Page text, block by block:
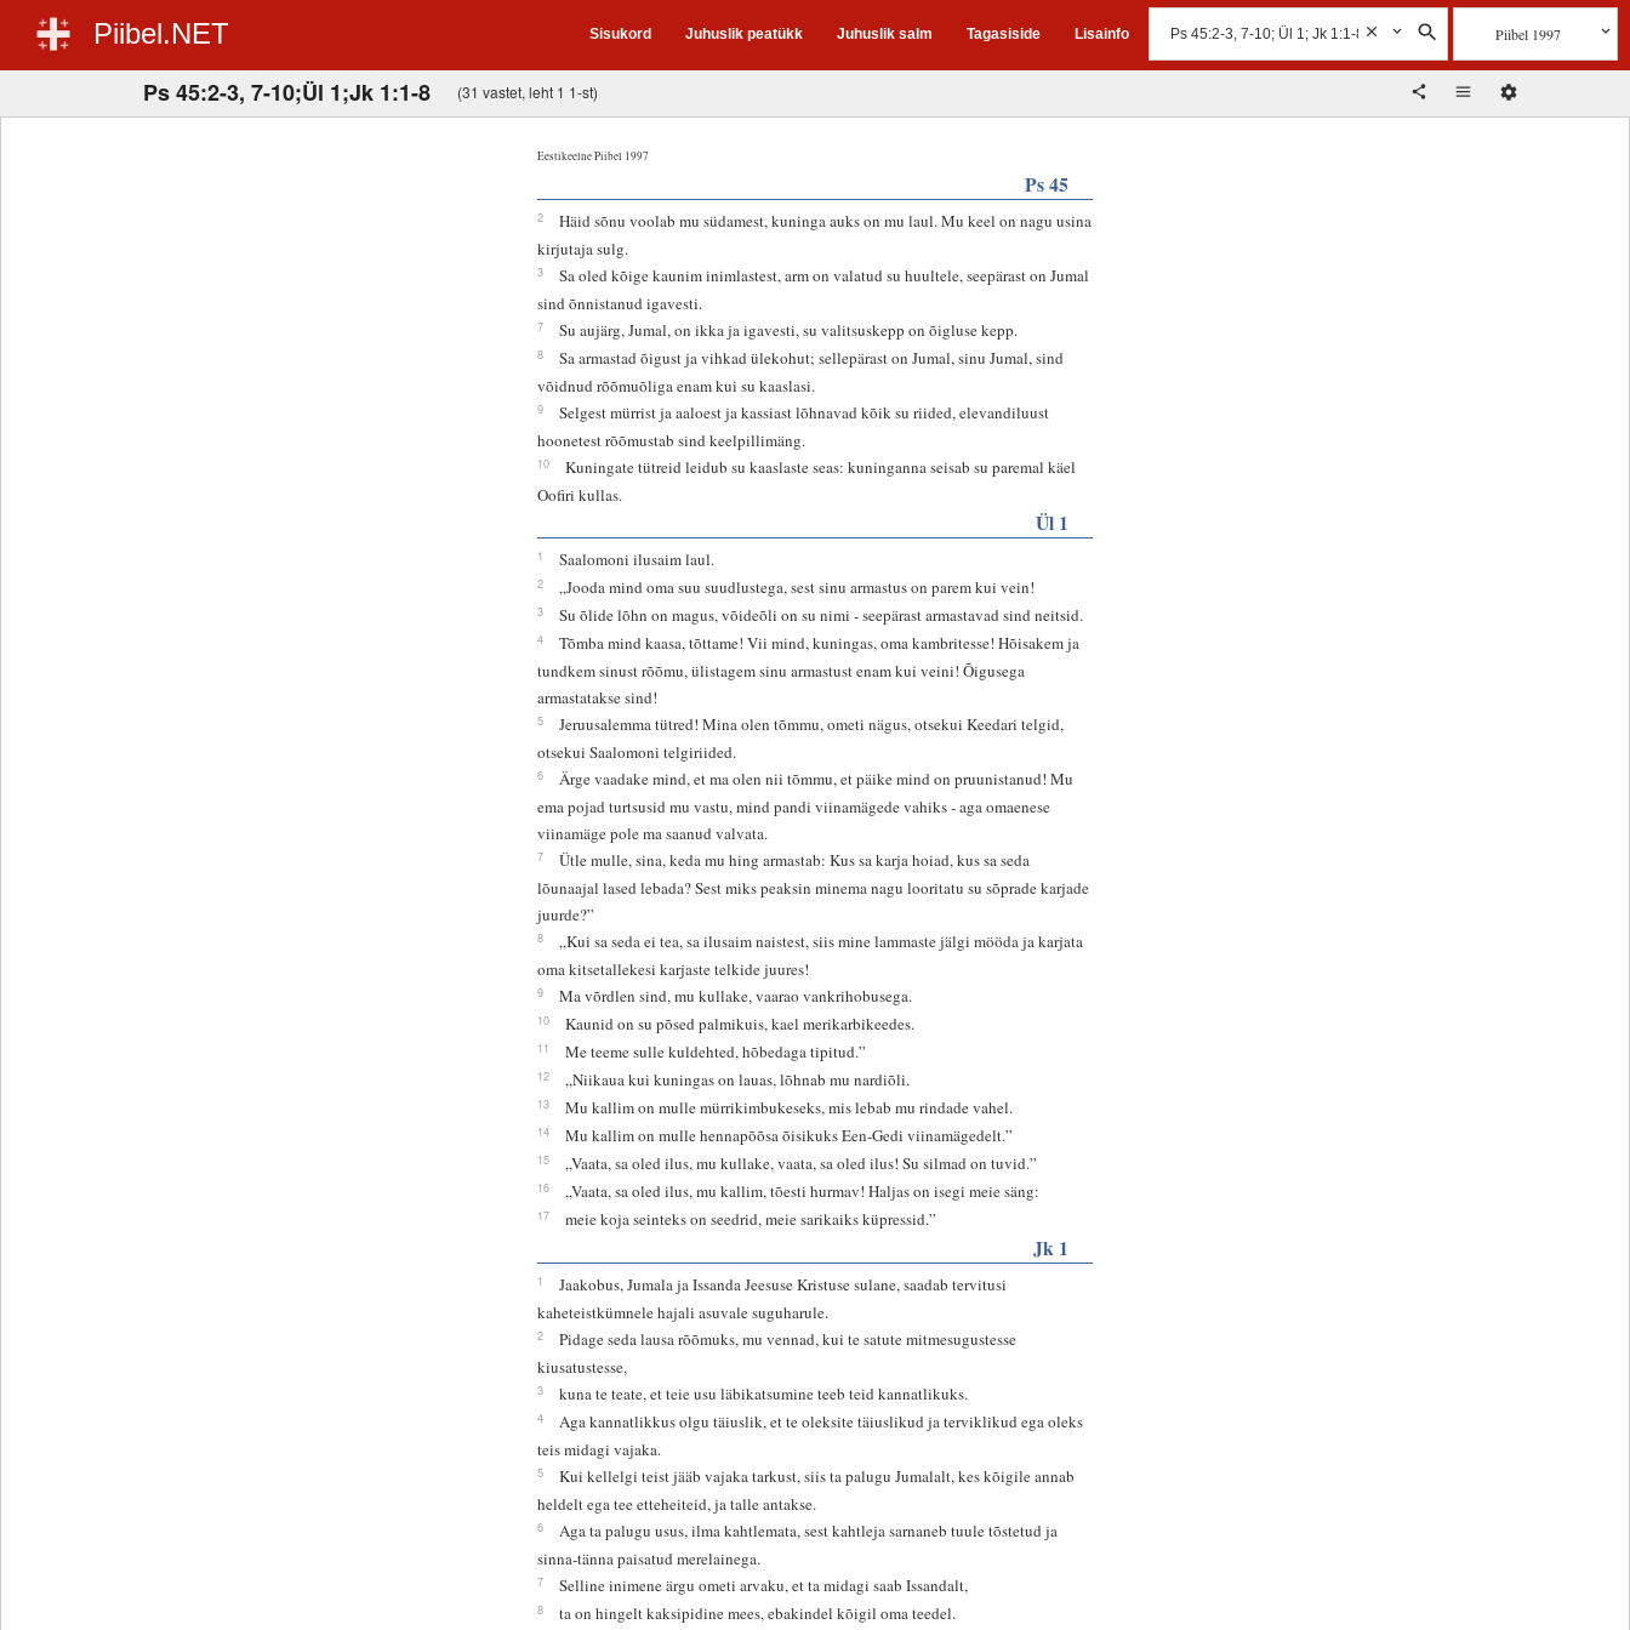
Piibel.NET Sisukord Juhuslik peatükk Juhuslik salm Tagasiside Lisainfo Piibel 1997
Ps 45:2-3, 7-10;Ül 1;Jk 1:1-8 (31 vastet, leht 1 1-st)
Eestikeelne Piibel 1997
Ps 45
2
Häid sõnu voolab mu südamest, kuninga auks on mu laul. Mu keel on nagu usina
kirjutaja sulg.
3
Sa oled kõige kaunim inimlastest, arm on valatud su huultele, seepärast on Jumal
sind õnnistanud igavesti.
7 Su aujärg, Jumal, on ikka ja igavesti, su valitsuskepp on õigluse kepp.
8
Sa armastad õigust ja vihkad ülekohut; sellepärast on Jumal, sinu Jumal, sind
võidnud rõõmuõliga enam kui su kaaslasi.
9
Selgest mürrist ja aaloest ja kassiast lõhnavad kõik su riided, elevandiluust
hoonetest rõõmustab sind keelpillimäng.
10
Kuningate tütreid leidub su kaaslaste seas: kuninganna seisab su paremal käel
Oofiri kullas.
Ül 1
1 Saalomoni ilusaim laul.
2 „Jooda mind oma suu suudlustega, sest sinu armastus on parem kui vein!
3 Su õlide lõhn on magus, võideõli on su nimi - seepärast armastavad sind neitsid.
4
Tõmba mind kaasa, tõttame! Vii mind, kuningas, oma kambritesse! Hõisakem ja
tundkem sinust rõõmu, ülistagem sinu armastust enam kui veini! Õigusega
armastatakse sind!
5
Jeruusalemma tütred! Mina olen tõmmu, ometi nägus, otsekui Keedari telgid,
otsekui Saalomoni telgiriided.
6
Ärge vaadake mind, et ma olen nii tõmmu, et päike mind on pruunistanud! Mu
ema pojad turtsusid mu vastu, mind pandi viinamägede vahiks - aga omaenese
viinamäge pole ma saanud valvata.
7
Ütle mulle, sina, keda mu hing armastab: Kus sa karja hoiad, kus sa seda
lõunaajal lased lebada? Sest miks peaksin minema nagu looritatu su sõprade karjade
juurde?”
8
„Kui sa seda ei tea, sa ilusaim naistest, siis mine lammaste jälgi mööda ja karjata
oma kitsetallekesi karjaste telkide juures!
9 Ma võrdlen sind, mu kullake, vaarao vankrihobusega.
10 Kaunid on su põsed palmikuis, kael merikarbikeedes.
11 Me teeme sulle kuldehted, hõbedaga tipitud.”
12 „Niikaua kui kuningas on lauas, lõhnab mu nardiõli.
13 Mu kallim on mulle mürrikimbukeseks, mis lebab mu rindade vahel.
14 Mu kallim on mulle hennapõõsa õisikuks Een-Gedi viinamägedelt.”
15 „Vaata, sa oled ilus, mu kullake, vaata, sa oled ilus! Su silmad on tuvid.”
16 „Vaata, sa oled ilus, mu kallim, tõesti hurmav! Haljas on isegi meie säng:
17 meie koja seinteks on seedrid, meie sarikaiks küpressid.”
Jk 1
1
Jaakobus, Jumala ja Issanda Jeesuse Kristuse sulane, saadab tervitusi
kaheteistkümnele hajali asuvale suguharule.
2
Pidage seda lausa rõõmuks, mu vennad, kui te satute mitmesugustesse
kiusatustesse,
3 kuna te teate, et teie usu läbikatsumine teeb teid kannatlikuks.
4
Aga kannatlikkus olgu täiuslik, et te oleksite täiuslikud ja terviklikud ega oleks
teis midagi vajaka.
5
Kui kellelgi teist jääb vajaka tarkust, siis ta palugu Jumalalt, kes kõigile annab
heldelt ega tee etteheiteid, ja talle antakse.
6
Aga ta palugu usus, ilma kahtlemata, sest kahtleja sarnaneb tuule tõstetud ja
sinna-tänna paisatud merelainega.
7 Selline inimene ärgu ometi arvaku, et ta midagi saab Issandalt,
8 ta on hingelt kaksipidine mees, ebakindel kõigil oma teedel.